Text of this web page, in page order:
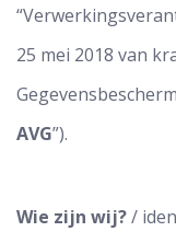
25 mei 2018 van
AVG”).
Wie zijn wij?/